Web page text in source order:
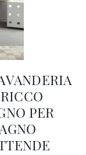
PER